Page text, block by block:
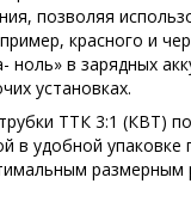
позволяя
красного и
ноль» в зарядных
установках.
ТТК 3:1 (КВТ)
в удобной упаковке
размерным